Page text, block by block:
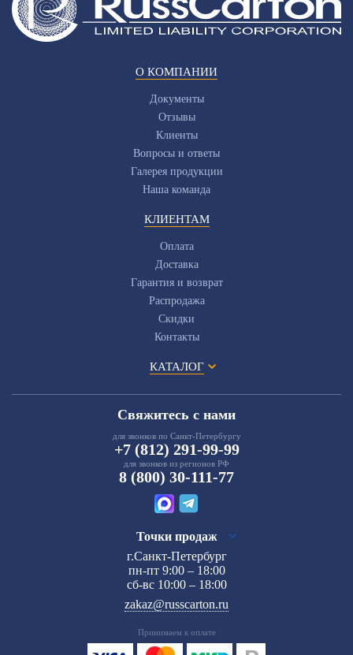
О КОМПАНИИ
Документы
Отзывы
Клиенты
Вопросы и ответы
Галерея продукции
Наша команда
КЛИЕНТАМ
Оплата
Доставка
Гарантия и возврат
Распродажа
Скидки
Контакты
КАТАЛОГ
Свяжитесь с нами
для звонков по Санкт-Петербургу
+7 (812) 291-99-99
для звонков из регионов РФ
8 (800) 30-111-77
Точки продаж
г.Санкт-Петербург
пн-пт 9:00 – 18:00
сб-вс 10:00 – 18:00
zakaz@russcarton.ru
Принимаем к оплате